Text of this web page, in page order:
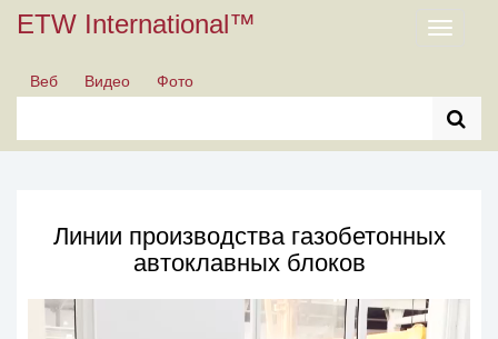
ETW International™
Toggle
Веб
Видео Фото
Линии производства газобетонных
автоклавных блоков